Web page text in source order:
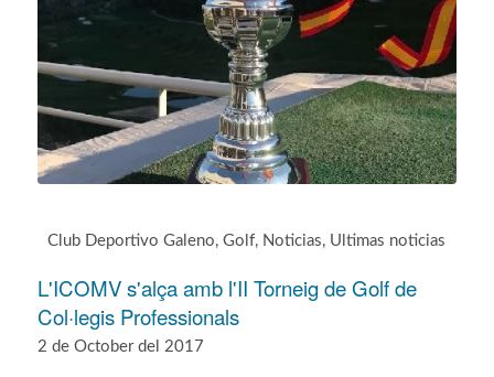
Club Deportivo Galeno,Golf, Noticias, Ultimas noticias
L'ICOMV s'alça amb l'II Torneig de Golf de
Col·legis Professionals
2 de October del 2017